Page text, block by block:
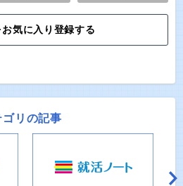
気に入り登録する
ゴリの記事